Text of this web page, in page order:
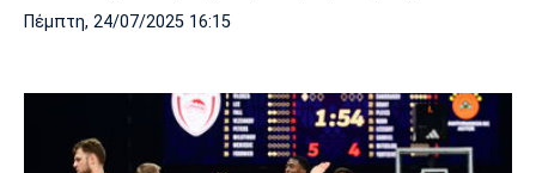
Πέμπτη, 24/07/2025 16:15